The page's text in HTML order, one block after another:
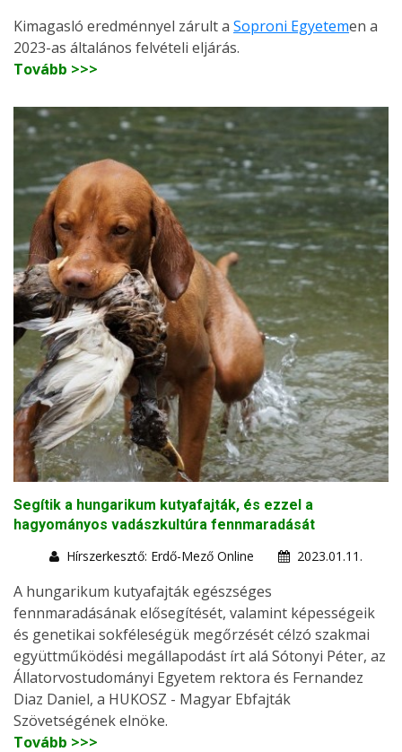
Kimagasló eredménnyel zárult a Soproni Egyetemen a
2023-as általános felvételi eljárás.
Tovább >>>
Segítik a hungarikum kutyafajták, és ezzel a
hagyományos vadászkultúra fennmaradását
Hírszerkesztő: Erdő-Mező Online
2023.01.11.
A hungarikum kutyafajták egészséges
fennmaradásának elősegítését, valamint képességeik
és genetikai sokféleségük megőrzését célzó szakmai
együttműködési megállapodást írt alá Sótonyi Péter, az
Állatorvostudományi Egyetem rektora és Fernandez
Diaz Daniel, a HUKOSZ - Magyar Ebfajták
Szövetségének elnöke.
Tovább >>>